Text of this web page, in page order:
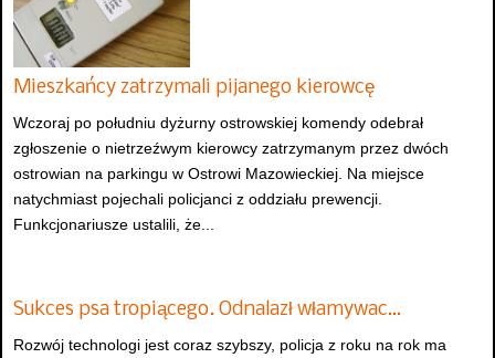
Mieszkańcy zatrzymali pijanego kierowcę
Wczoraj po południu dyżurny ostrowskiej komendy odebrał
zgłoszenie o nietrzeźwym kierowcy zatrzymanym przez dwóch
ostrowian na parkingu w Ostrowi Mazowieckiej. Na miejsce
natychmiast pojechali policjanci z oddziału prewencji.
Funkcjonariusze ustalili, że...
Sukces psa tropiącego. Odnalazł włamywac…
Rozwój technologi jest coraz szybszy, policja z roku na rok ma